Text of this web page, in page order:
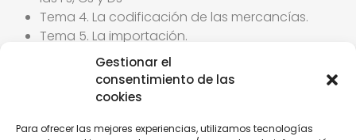
Gestionar el
consentimiento de las
cookies
Para ofrecer las mejores experiencias, utilizamos tecnologías
Tema 4. La codificación de las mercancías.
Tema 5. La importación.
Tema 6. La exportación.
Tema 7. El comercio intracomunitario.
Tema 8. Los regímenes especiales.
Tema 10. Medios de cobro pago.